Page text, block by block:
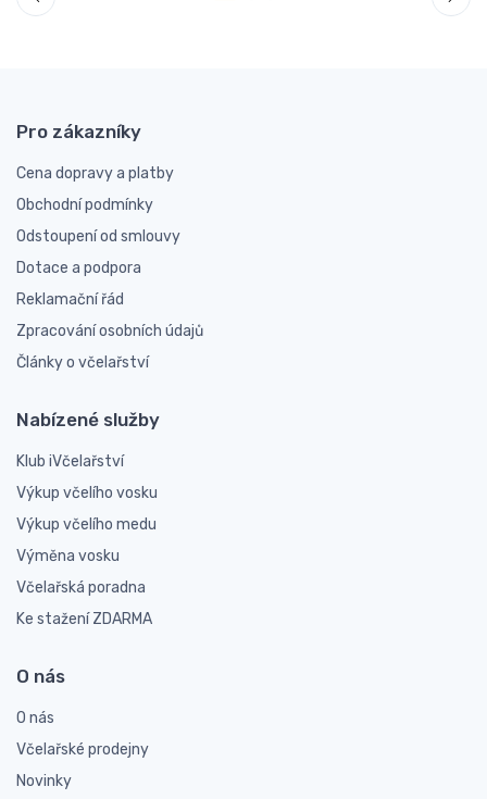
Pro zákazníky
Cena dopravy a platby
Obchodní podmínky
Odstoupení od smlouvy
Dotace a podpora
Reklamační řád
Zpracování osobních údajů
Články o včelařství
Nabízené služby
Klub iVčelařství
Výkup včelího vosku
Výkup včelího medu
Výměna vosku
Včelařská poradna
Ke stažení ZDARMA
O nás
O nás
Včelařské prodejny
Novinky